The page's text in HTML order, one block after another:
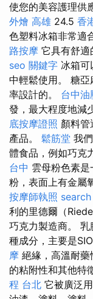
使您的美容護理供
外燴 高雄 24.5 香
色塑料冰箱非常適
路按摩 它具有舒適
seo 關鍵字 冰箱可
中輕鬆使用。 糖
率設計的。 台中油
發，最大程度地減
底按摩證照 顏料
產品。 鬆筋堂 我
體食品，例如巧克
台中 雲母粉色素
粉，表面上有金屬
按摩師執照
利的里德爾（
巧克力製造商。
種成分，主要是
摩 絕緣，高溫耐
的粘附性和其他特
程 台北 它被廣泛